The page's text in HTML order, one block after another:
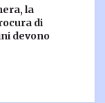
la
di
devono